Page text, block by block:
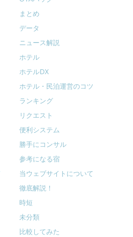
まとめ
データ
ニュース解説
ホテル
ホテルDX
ホテル・民泊運営のコツ
ランキング
リクエスト
便利システム
勝手にコンサル
参考になる宿
当ウェブサイトについて
徹底解説！
時短
未分類
比較してみた